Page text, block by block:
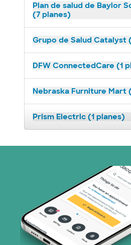
Plan de salud de Baylor
(7 planes)
Grupo de Salud Catalyst
DFW ConnectedCare (1
Nebraska Furniture Mart
Prism Electric (1 planes)